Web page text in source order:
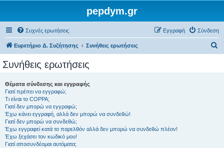
pepdym.gr
Συχνές ερωτήσεις Σύνδεση
Εγγραφή
Ευρετήριο Δ. Συζήτησης Συνήθεις ερωτήσεις
Συνήθεις ερωτήσεις
Θέματα σύνδεσης και εγγραφής
Γιατί πρέπει να εγγραφώ;
Τι είναι το COPPA;
Γιατί δεν μπορώ να εγγραφώ;
Έχω κάνει εγγραφή, αλλά δεν μπορώ να συνδεθώ!
Γιατί δεν μπορώ να συνδεθώ;
Έχω εγγραφεί κατά το παρελθόν αλλά δεν μπορώ να συνδεθώ πλέον!
Έχω ξεχάσει τον κωδικό μου!
Γιατί αποσυνδέομαι αυτόματα;